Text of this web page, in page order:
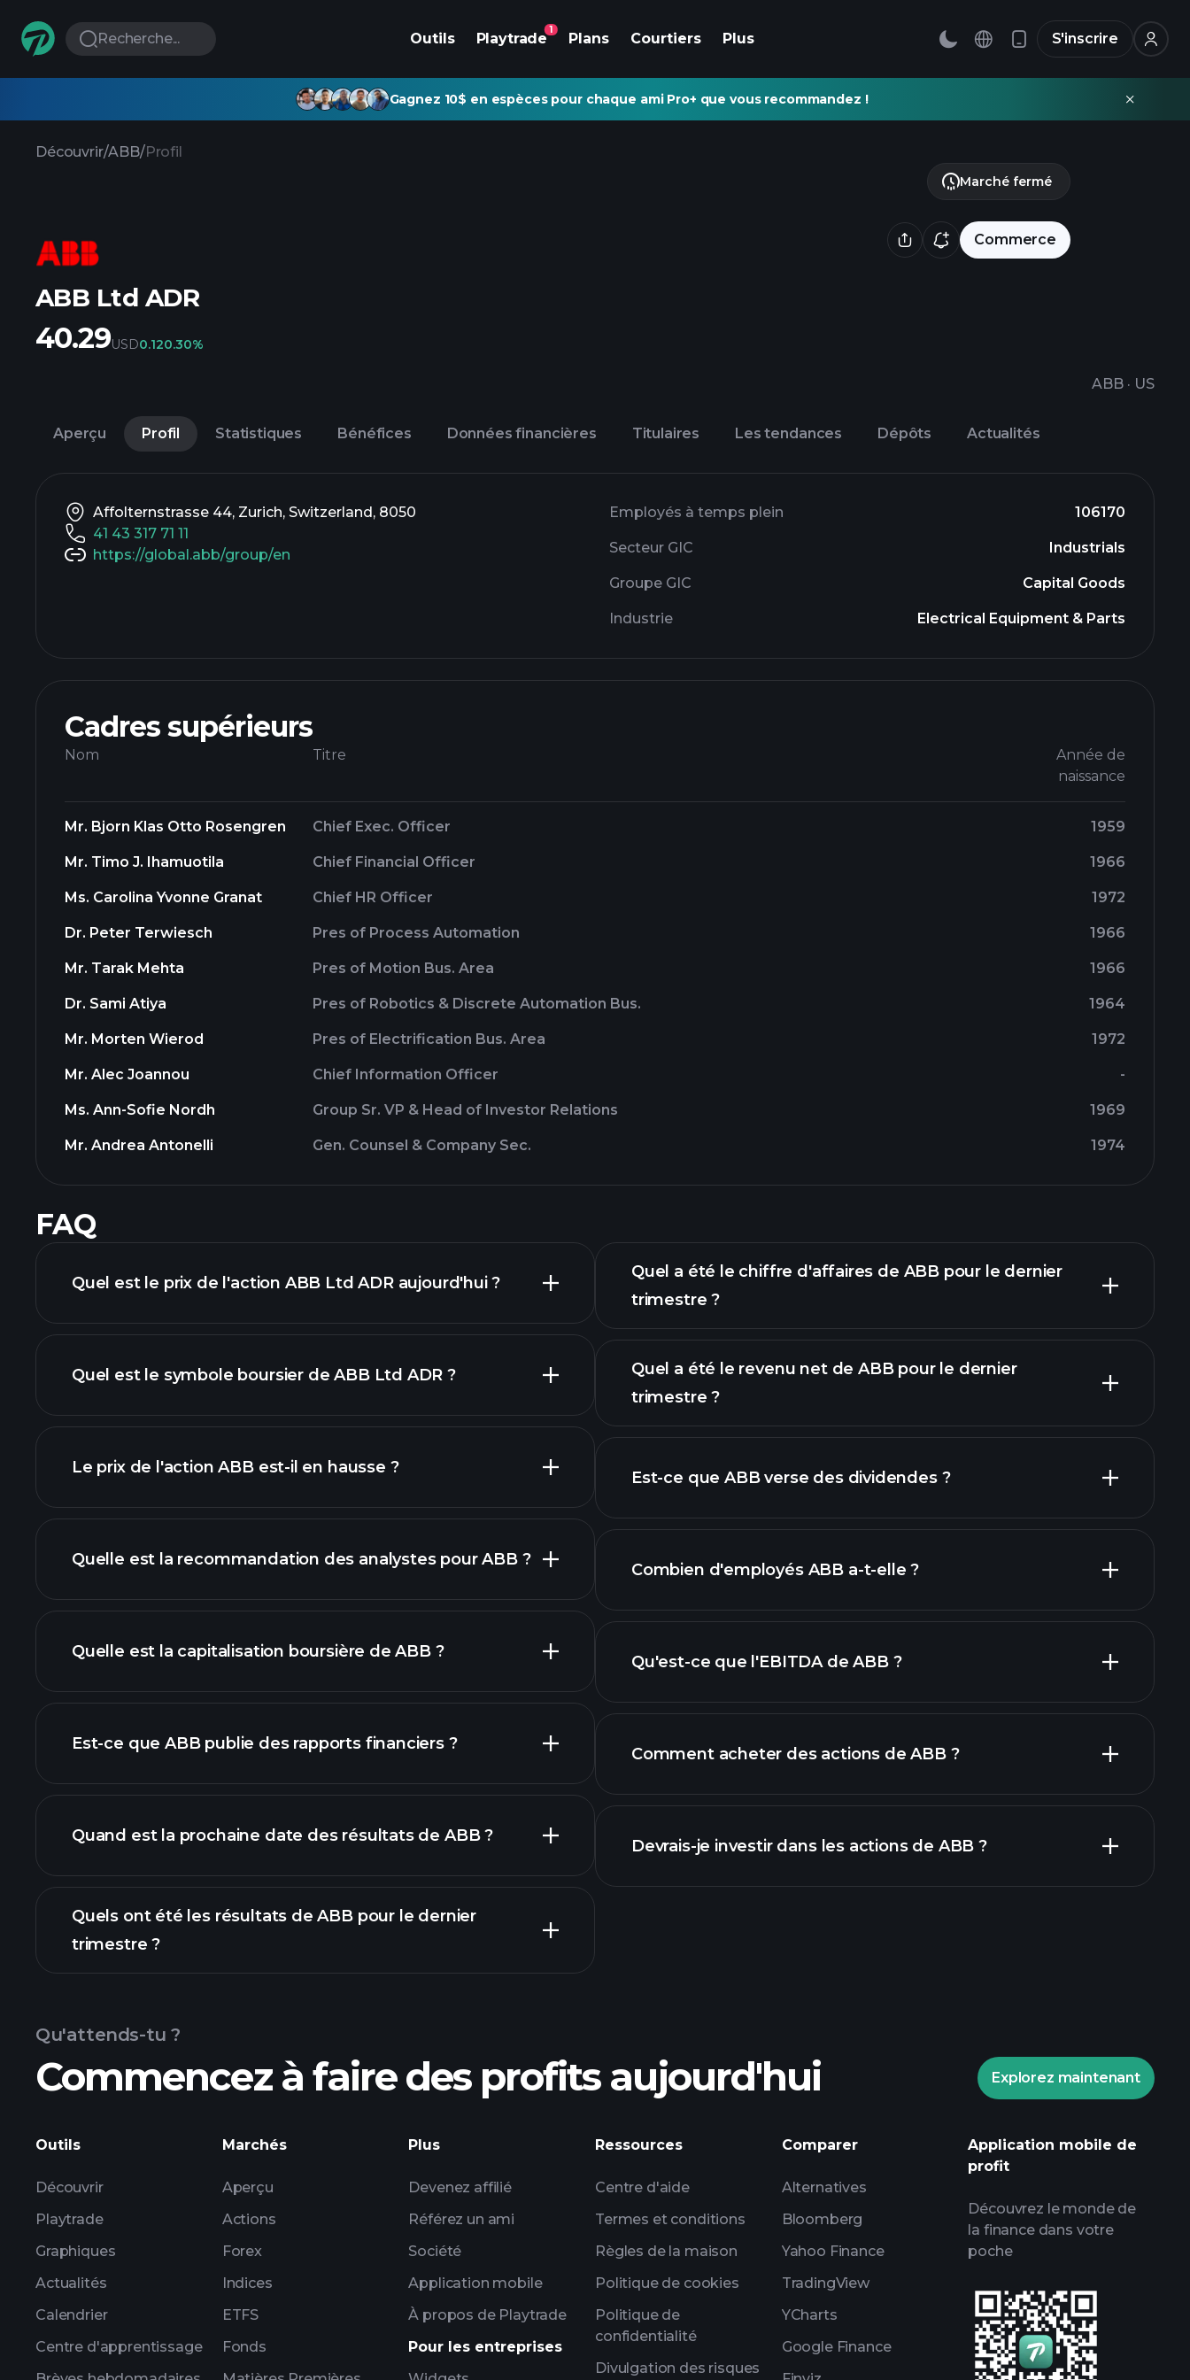
Recherche... Outils Playtrade
1
Plans Courtiers Plus S'inscrire
Gagnez 10$ en espèces pour chaque ami Pro+ que vous recommandez !
Découvrir/ABB/Profil
Commerce
ABB Ltd ADR
ABB · US
Marché fermé
40.29USD0.120.30%
Aperçu Profil Statistiques Bénéfices Données financières Titulaires Les tendances Dépôts Actualités
Affolternstrasse 44, Zurich, Switzerland, 8050
41 43 317 71 11
https://global.abb/group/en
Employés à temps plein 106170
Secteur GIC Industrials
Groupe GIC Capital Goods
Industrie Electrical Equipment & Parts
Cadres supérieurs
Nom Titre
Année de
naissance
Mr. Bjorn Klas Otto Rosengren Chief Exec. Officer 1959
Mr. Timo J. Ihamuotila Chief Financial Officer 1966
Ms. Carolina Yvonne Granat Chief HR Officer 1972
Dr. Peter Terwiesch Pres of Process Automation 1966
Mr. Tarak Mehta Pres of Motion Bus. Area 1966
Dr. Sami Atiya Pres of Robotics & Discrete Automation Bus. 1964
Mr. Morten Wierod Pres of Electrification Bus. Area 1972
Mr. Alec Joannou Chief Information Officer -
Ms. Ann-Sofie Nordh Group Sr. VP & Head of Investor Relations 1969
Mr. Andrea Antonelli Gen. Counsel & Company Sec. 1974
FAQ
Quel est le prix de l'action ABB Ltd ADR aujourd'hui ?
graphique avancé
Quel est le symbole boursier de ABB Ltd ADR ?
Le prix de l'action ABB est-il en hausse ?
graphique de ABB
Quelle est la recommandation des analystes pour ABB ?
Quelle est la capitalisation boursière de ABB ?
notre liste d'actions
Est-ce que ABB publie des rapports financiers ?
finances de ABB
Quand est la prochaine date des résultats de ABB ?
Calendrier des
résultats
Quels ont été les résultats de ABB pour le dernier
trimestre ?
Quel a été le chiffre d'affaires de ABB pour le dernier
trimestre ?
rapports
Quel a été le revenu net de ABB pour le dernier
trimestre ?
Est-ce que ABB verse des dividendes ?
Combien d'employés ABB a-t-elle ?
Qu'est-ce que l'EBITDA de ABB ?
rapports
Comment acheter des actions de ABB ?
Devrais-je investir dans les actions de ABB ?
Tournois Playtrade
informations
quotidiennes sur le marché alimentées par l'IA
listes de surveillance
Qu'attends-tu ?
Commencez à faire des profits aujourd'hui Explorez maintenant
Outils
Découvrir
Playtrade
Graphiques
Actualités
Calendrier
Centre d'apprentissage
Marchés
Aperçu
Actions
Forex
Indices
ETFS
Fonds
Plus
Devenez affilié
Référez un ami
Société
Application mobile
À propos de Playtrade
Pour les entreprises
Ressources
Centre d'aide
Termes et conditions
Règles de la maison
Politique de cookies
Politique de
confidentialité
Divulgation des risques
Comparer
Alternatives
Bloomberg
Yahoo Finance
TradingView
YCharts
Google Finance
Application mobile de
profit
Découvrez le monde de
la finance dans votre
poche